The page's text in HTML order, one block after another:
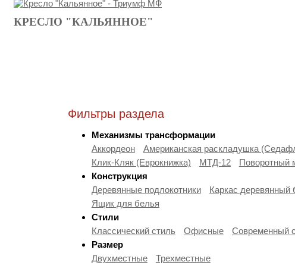
КРЕСЛО "КАЛЬЯННОЕ"
Фильтры раздела
Механизмы трансформации
Аккордеон
Американская раскладушка
Клик-Кляк (Еврокнижка)
МТД-12 Поворотный
Конструкция
Деревянные подлокотники
Каркас деревянный
Ящик для белья
Стили
Классический стиль
Офисные
Современный
Размер
Двухместные
Трехместные